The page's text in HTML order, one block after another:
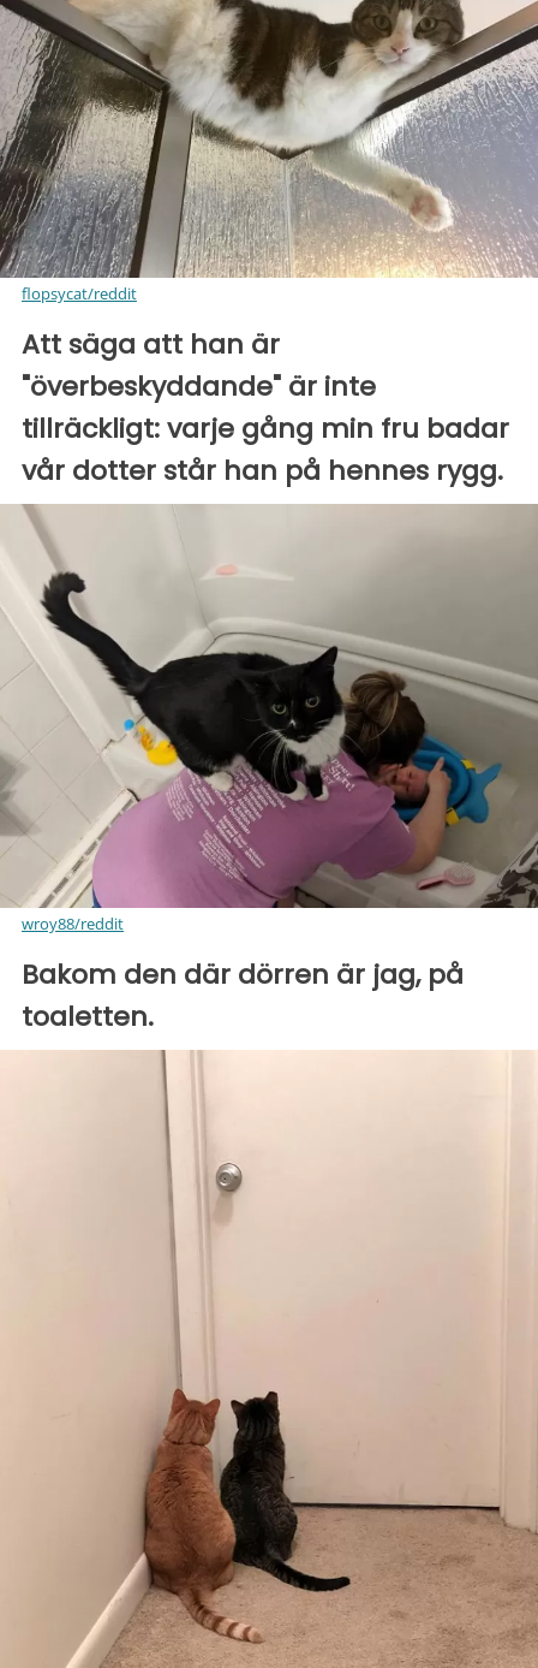
flopsycat/reddit
Att säga att han är
"överbeskyddande" är inte
tillräckligt: varje gång min fru badar
vår dotter står han på hennes rygg.
wroy88/reddit
Bakom den där dörren är jag, på
toaletten.